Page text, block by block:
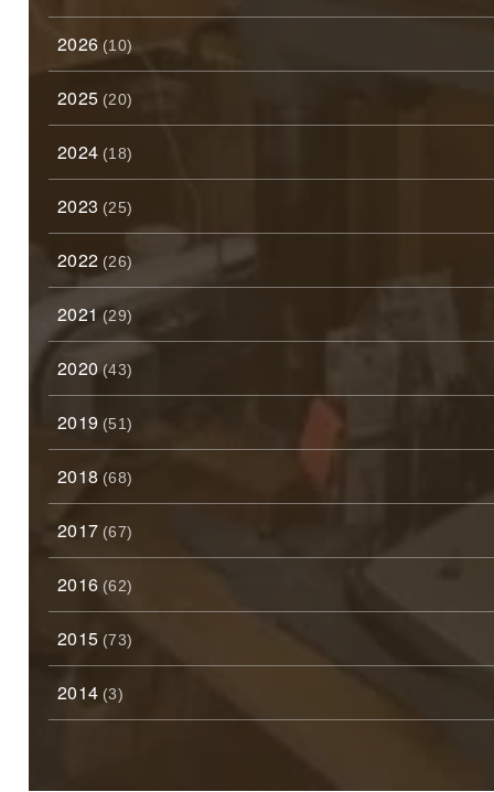
2026 (10)
2025 (20)
2024 (18)
2023 (25)
2022 (26)
2021 (29)
2020 (43)
2019 (51)
2018 (68)
2017 (67)
2016 (62)
2015 (73)
2014 (3)